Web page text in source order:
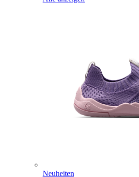
Neuheiten